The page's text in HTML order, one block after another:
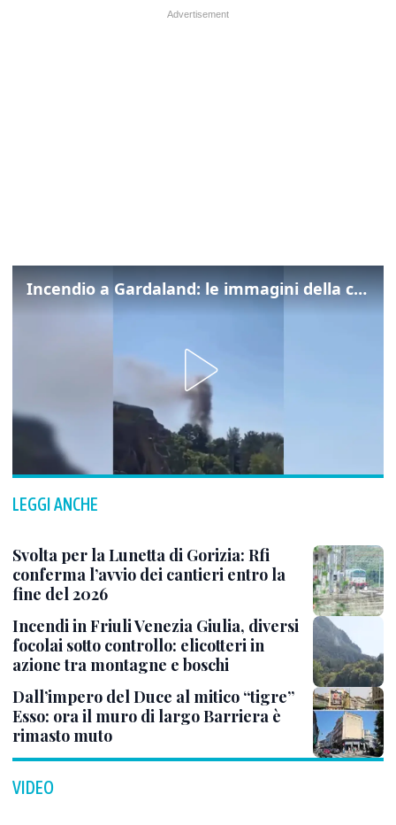
Incendio a Gardaland: le immagini della colonna di fumo
LEGGI ANCHE
Svolta per la Lunetta di Gorizia: Rfi
conferma l’avvio dei cantieri entro la
fine del 2026
Incendi in Friuli Venezia Giulia, diversi
focolai sotto controllo: elicotteri in
azione tra montagne e boschi
Dall’impero del Duce al mitico “tigre”
Esso: ora il muro di largo Barriera è
rimasto muto
VIDEO